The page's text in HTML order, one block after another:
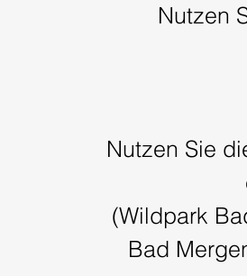
Nutzen
Nutzen Sie
(Wildpark
Bad